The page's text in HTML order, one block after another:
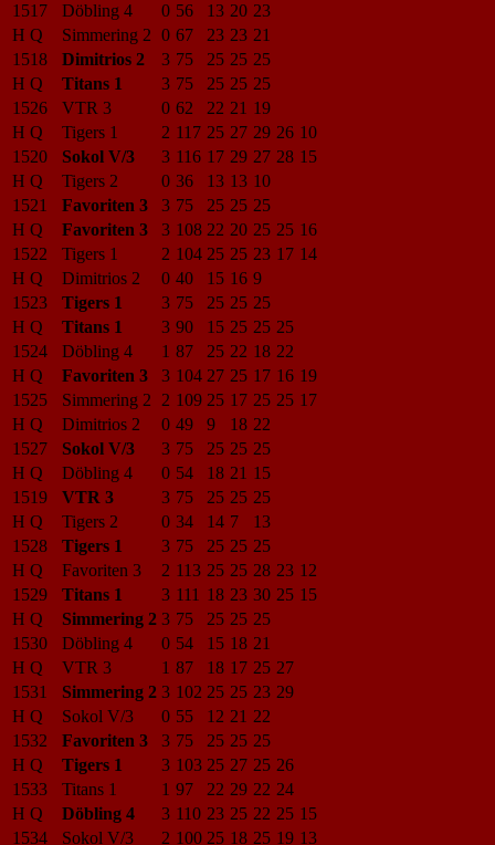
1517
Döbling 4 0 56 13 20 23
H Q
Simmering 2 0 67 23 23 21
1518
Dimitrios 2 3 75 25 25 25
H Q
Titans 1 3 75 25 25 25
1526
VTR 3 0 62 22 21 19
H Q
Tigers 1 2 117 25 27 29 26 10
1520
Sokol V/3 3 116 17 29 27 28 15
H Q
Tigers 2 0 36 13 13 10
1521
Favoriten 3 3 75 25 25 25
H Q
Favoriten 3 3 108 22 20 25 25 16
1522
Tigers 1 2 104 25 25 23 17 14
H Q
Dimitrios 2 0 40 15 16 9
1523
Tigers 1 3 75 25 25 25
H Q
Titans 1 3 90 15 25 25 25
1524
Döbling 4 1 87 25 22 18 22
H Q
Favoriten 3 3 104 27 25 17 16 19
1525
Simmering 2 2 109 25 17 25 25 17
H Q
Dimitrios 2 0 49 9 18 22
1527
Sokol V/3 3 75 25 25 25
H Q
Döbling 4 0 54 18 21 15
1519
VTR 3 3 75 25 25 25
H Q
Tigers 2 0 34 14 7
13
1528
Tigers 1 3 75 25 25 25
H Q
Favoriten 3 2 113 25 25 28 23 12
1529
Titans 1 3 111 18 23 30 25 15
H Q
Simmering 2 3 75 25 25 25
1530
Döbling 4 0 54 15 18 21
H Q
VTR 3 1 87 18 17 25 27
1531
Simmering 2 3 102 25 25 23 29
H Q
Sokol V/3 0 55 12 21 22
1532
Favoriten 3 3 75 25 25 25
H Q
Tigers 1 3 103 25 27 25 26
1533
Titans 1 1 97 22 29 22 24
H Q
Döbling 4 3 110 23 25 22 25 15
1534
Sokol V/3 2 100 25 18 25 19 13